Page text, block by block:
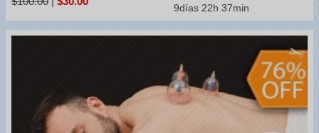
9días 22h 37min